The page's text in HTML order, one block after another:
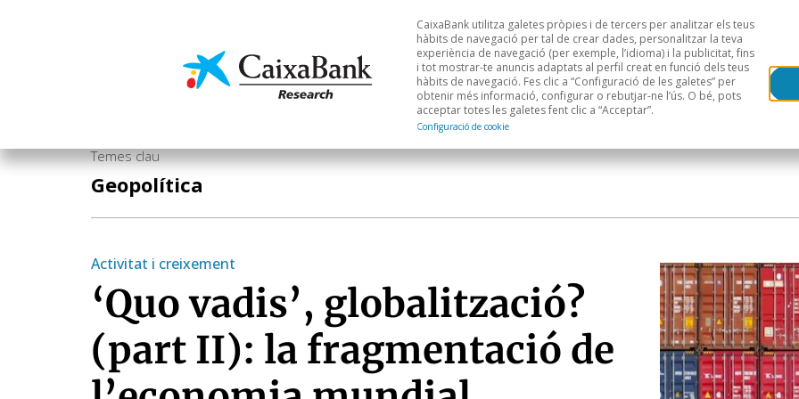
Economia i mercats Anàlisi sectorial Àrees geogràfiques
CaixaBank utilitza galetes pròpies i de tercers per analitzar els teus
hàbits de navegació per tal de crear dades, personalitzar la teva
experiència de navegació (per exemple, l’idioma) i la publicitat, fins
i tot mostrar-te anuncis adaptats al perfil creat en funció dels teus
hàbits de navegació. Fes clic a “Configuració de les galetes” per
obtenir més informació, configurar o rebutjar-ne l’ús. O bé, pots
acceptar totes les galetes fent clic a “Acceptar”.
Configuració de cookie
Temes clau
Geopolítica
Activitat i creixement
‘Quo vadis’, globalització?
(part II): la fragmentació de